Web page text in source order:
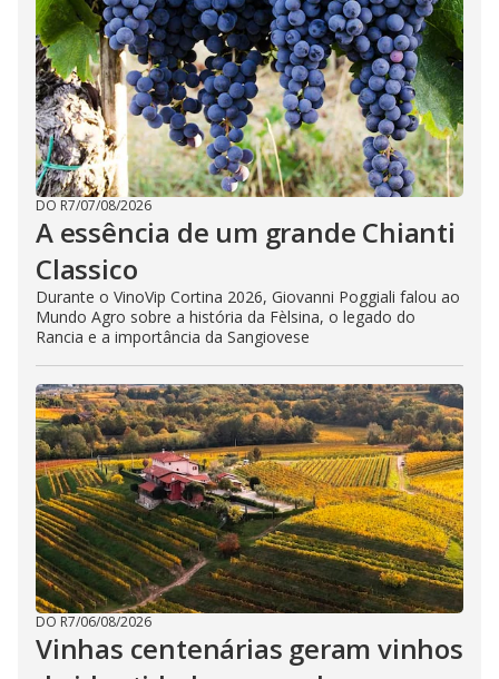
DO R7/07/08/2026
A essência de um grande Chianti
Classico
Durante o VinoVip Cortina 2026, Giovanni Poggiali falou ao
Mundo Agro sobre a história da Fèlsina, o legado do
Rancia e a importância da Sangiovese
DO R7/06/08/2026
Vinhas centenárias geram vinhos